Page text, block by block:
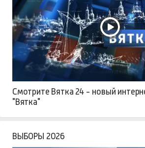
Смотрите Вятка 24 - новый
"Вятка"
ВЫБОРЫ 2026